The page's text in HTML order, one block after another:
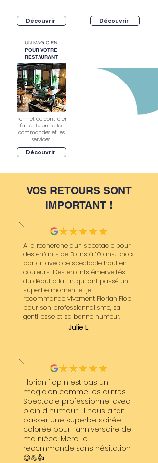
Découvrir Découvrir
UN MAGICIEN
POUR VOTRE
RESTAURANT
Permet de contrôler
l'attente entre les
commandes et les
services.
Découvrir
VOS RETOURS SONT
IMPORTANT !
A la recherche d'un spectacle pour
des enfants de 3 ans à 10 ans, choix
parfait avec ce spectacle haut en
couleurs. Des enfants émerveillés
du début à la fin, qui ont passé un
superbe moment et je
recommande vivement Florian Flop
pour son professionnalisme, sa
gentillesse et sa bonne humeur.
Julie L.
Florian flop n est pas un
magicien comme les autres .
Spectacle professionnel avec
plein d humour . Il nous a fait
passer une superbe soirée
colorée pour l anniversaire de
ma nièce. Merci je
recommande sans hésitation
😉💪👍